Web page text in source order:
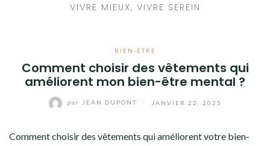
VIVRE MIEUX, VIVRE SEREIN
BIEN-ÊTRE
Comment choisir des vêtements qui
améliorent mon bien-être mental ?
par JEAN DUPONT JANVIER 22, 2025
Comment choisir des vêtements qui améliorent votre bien-